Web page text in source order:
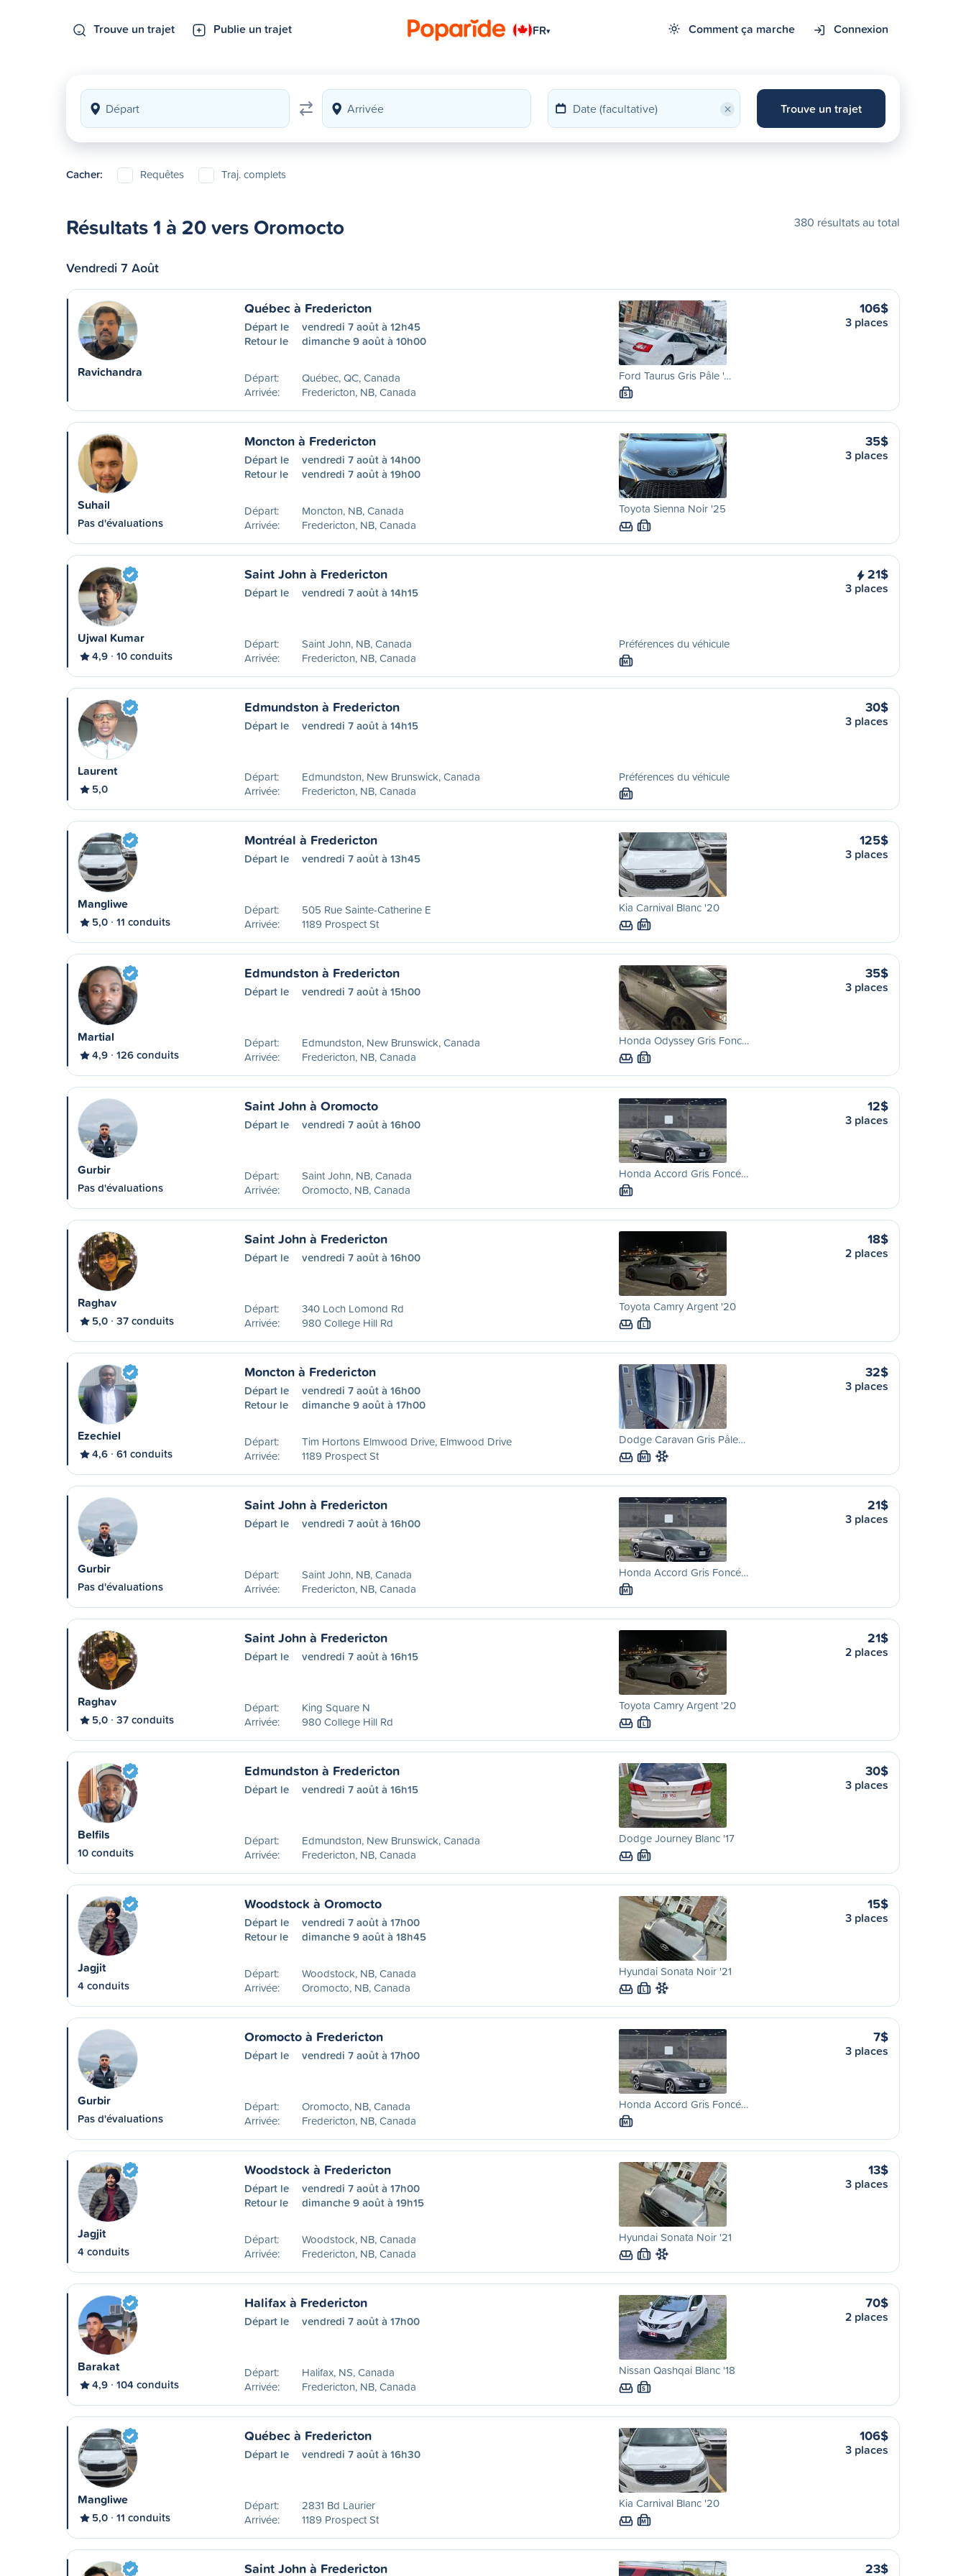
Trouve un trajet Publie un trajet FR▾ Comment ça marche Connexion
× Trouve un trajet
Cacher: Requêtes Traj. complets
Résultats 1 à 20 vers Oromocto 380 résultats au total
Vendredi 7 Août
Ravichandra
Québec à Fredericton
Départ le
vendredi 7 août à 12h45
Retour le
dimanche 9 août à 10h00
Départ:
Québec, QC, Canada
Arrivée:
Fredericton, NB, Canada
Ford Taurus Gris Pâle '…
S
106$
3 places
Suhail
Pas d'évaluations
Moncton à Fredericton
Départ le
vendredi 7 août à 14h00
Retour le
vendredi 7 août à 19h00
Départ:
Moncton, NB, Canada
Arrivée:
Fredericton, NB, Canada
Toyota Sienna Noir '25
L
35$
3 places
Ujwal Kumar
4,9 10 conduits
Saint John à Fredericton
Départ le vendredi 7 août à 14h15
Départ:
Saint John, NB, Canada
Arrivée:
Fredericton, NB, Canada
Préférences du véhicule
M
21$
3 places
Laurent
5,0
Edmundston à Fredericton
Départ le vendredi 7 août à 14h15
Départ:
Edmundston, New Brunswick, Canada
Arrivée:
Fredericton, NB, Canada
Préférences du véhicule
M
30$
3 places
Mangliwe
5,0 11 conduits
Montréal à Fredericton
Départ le vendredi 7 août à 13h45
Départ:
505 Rue Sainte-Catherine E
Arrivée:
1189 Prospect St
Kia Carnival Blanc '20
M
125$
3 places
Martial
4,9 126 conduits
Edmundston à Fredericton
Départ le vendredi 7 août à 15h00
Départ:
Edmundston, New Brunswick, Canada
Arrivée:
Fredericton, NB, Canada
Honda Odyssey Gris Fonc…
S
35$
3 places
Gurbir
Pas d'évaluations
Saint John à Oromocto
Départ le vendredi 7 août à 16h00
Départ:
Saint John, NB, Canada
Arrivée:
Oromocto, NB, Canada
Honda Accord Gris Foncé…
M
12$
3 places
Raghav
5,0 37 conduits
Saint John à Fredericton
Départ le vendredi 7 août à 16h00
Départ:
340 Loch Lomond Rd
Arrivée:
980 College Hill Rd
Toyota Camry Argent '20
L
18$
2 places
Ezechiel
4,6 61 conduits
Moncton à Fredericton
Départ le
vendredi 7 août à 16h00
Retour le
dimanche 9 août à 17h00
Départ:
Tim Hortons Elmwood Drive, Elmwood Drive
Arrivée:
1189 Prospect St
Dodge Caravan Gris Pâle…
M
32$
3 places
Gurbir
Pas d'évaluations
Saint John à Fredericton
Départ le vendredi 7 août à 16h00
Départ:
Saint John, NB, Canada
Arrivée:
Fredericton, NB, Canada
Honda Accord Gris Foncé…
M
21$
3 places
Raghav
5,0 37 conduits
Saint John à Fredericton
Départ le vendredi 7 août à 16h15
Départ:
King Square N
Arrivée:
980 College Hill Rd
Toyota Camry Argent '20
L
21$
2 places
Belfils
10 conduits
Edmundston à Fredericton
Départ le vendredi 7 août à 16h15
Départ:
Edmundston, New Brunswick, Canada
Arrivée:
Fredericton, NB, Canada
Dodge Journey Blanc '17
M
30$
3 places
Jagjit
4 conduits
Woodstock à Oromocto
Départ le
vendredi 7 août à 17h00
Retour le
dimanche 9 août à 18h45
Départ:
Woodstock, NB, Canada
Arrivée:
Oromocto, NB, Canada
Hyundai Sonata Noir '21
L
15$
3 places
Gurbir
Pas d'évaluations
Oromocto à Fredericton
Départ le vendredi 7 août à 17h00
Départ:
Oromocto, NB, Canada
Arrivée:
Fredericton, NB, Canada
Honda Accord Gris Foncé…
M
7$
3 places
Jagjit
4 conduits
Woodstock à Fredericton
Départ le
vendredi 7 août à 17h00
Retour le
dimanche 9 août à 19h15
Départ:
Woodstock, NB, Canada
Arrivée:
Fredericton, NB, Canada
Hyundai Sonata Noir '21
L
13$
3 places
Barakat
4,9 104 conduits
Halifax à Fredericton
Départ le vendredi 7 août à 17h00
Départ:
Halifax, NS, Canada
Arrivée:
Fredericton, NB, Canada
Nissan Qashqai Blanc '18
S
70$
2 places
Mangliwe
5,0 11 conduits
Québec à Fredericton
Départ le vendredi 7 août à 16h30
Départ:
2831 Bd Laurier
Arrivée:
1189 Prospect St
Kia Carnival Blanc '20
M
106$
3 places
Saint John à Fredericton 23$